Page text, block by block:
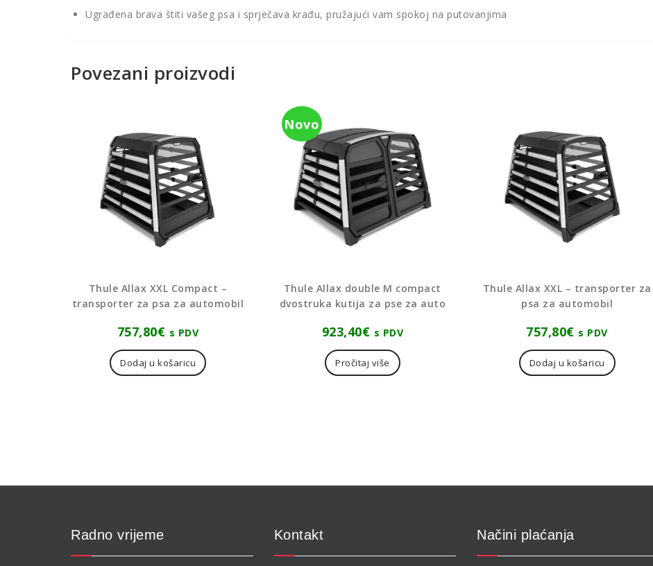
Ugrađena brava štiti vašeg psa i sprječava krađu, pružajući vam spokoj na putovanjima
Povezani proizvodi
Thule Allax XXL Compact –
transporter za psa za automobil
757,80€ s PDV
Dodaj u košaricu
Novo
Thule Allax double M compact
dvostruka kutija za pse za auto
923,40€ s PDV
Pročitaj više
Thule Allax XXL – transporter za
psa za automobil
757,80€ s PDV
Dodaj u košaricu
Radno vrijeme Kontakt Načini plaćanja